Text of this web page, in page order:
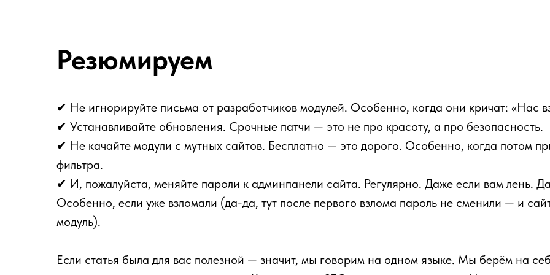
Резюмируем
✔ Не игнорируйте письма от разработчиков модулей. Особенно, когда они кричат: «Нас
✔ Устанавливайте обновления. Срочные патчи — это не про красоту, а про безопасность.
✔ Не качайте модули с мутных сайтов. Бесплатно — это дорого. Особенно, когда потом
фильтра.
✔ И, пожалуйста, меняйте пароли к админпанели сайта. Регулярно. Даже если вам лень.
Особенно, если уже взломали (да-да, тут после первого взлома пароль не сменили — и
модуль).
Если статья была для вас полезной — значит, мы говорим на одном языке. Мы берём на